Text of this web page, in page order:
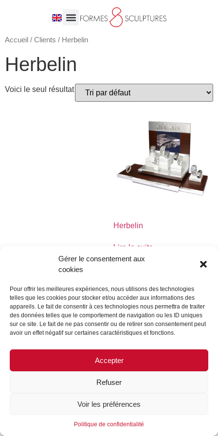
Gérer le consentement aux
cookies
Pour offrir les meilleures expériences, nous utilisons des technologies
telles que les cookies pour stocker et/ou accéder aux informations des
appareils. Le fait de consentir à ces technologies nous permettra de traiter
des données telles que le comportement de navigation ou les ID uniques
sur ce site. Le fait de ne pas consentir ou de retirer son consentement peut
avoir un effet négatif sur certaines caractéristiques et fonctions.
Accepter
Refuser
Voir les préférences
Politique de confidentialité
Accueil / Clients / Herbelin
Herbelin
Voici le seul résultat
Herbelin
Lire la suite
MENTIONS LÉGALES CONTACTEZ-NOUS
REJOIGNEZ-NOUS
SUIVEZ-NOUS
©FORMES & SCULPTURES. 2023